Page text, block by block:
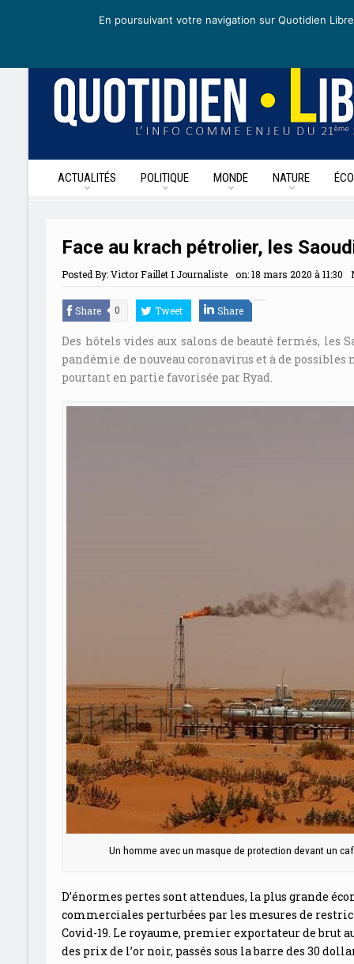
mardi 5 mai 2020 I Édition de la journéeRecevoir nos newsletters
ACTUALITÉS POLITIQUE MONDE NATURE
Face au krach pétrolier, les
Posted By:Victor Faillet I Journaliste on:18 mars 2020 à 11:30
Share 0 Tweet Share
Des hôtels vides aux salons de beauté fermés, les
pandémie de nouveau coronavirus et à de
pourtant en partie favorisée par Ryad.
Un homme avec un masque de protection devant un
D’énormes pertes sont attendues, la plus grande
commerciales perturbées par les mesures de
Covid-19. Le royaume, premier exportateur de brut
des prix de l’or noir, passés sous la barre des 30
En poursuivant votre navigation sur Quotidien